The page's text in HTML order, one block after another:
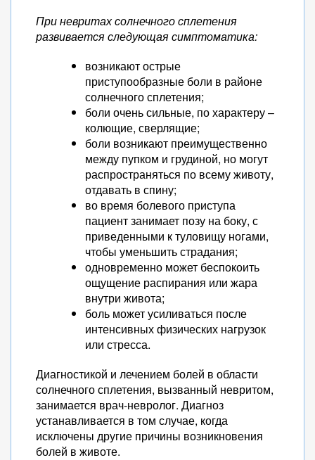
При невритах солнечного сплетения
развивается следующая симптоматика:
возникают острые
приступообразные боли в районе
солнечного сплетения;
боли очень сильные, по характеру –
колющие, сверлящие;
боли возникают преимущественно
между пупком и грудиной, но могут
распространяться по всему животу,
отдавать в спину;
во время болевого приступа
пациент занимает позу на боку, с
приведенными к туловищу ногами,
чтобы уменьшить страдания;
одновременно может беспокоить
ощущение распирания или жара
внутри живота;
боль может усиливаться после
интенсивных физических нагрузок
или стресса.
Диагностикой и лечением болей в области
солнечного сплетения, вызванный невритом,
занимается врач-невролог. Диагноз
устанавливается в том случае, когда
исключены другие причины возникновения
болей в животе.